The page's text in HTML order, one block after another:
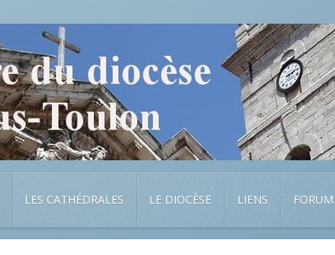
LES CATHÉDRALES LE DIOCÈSE LIENS FORUM